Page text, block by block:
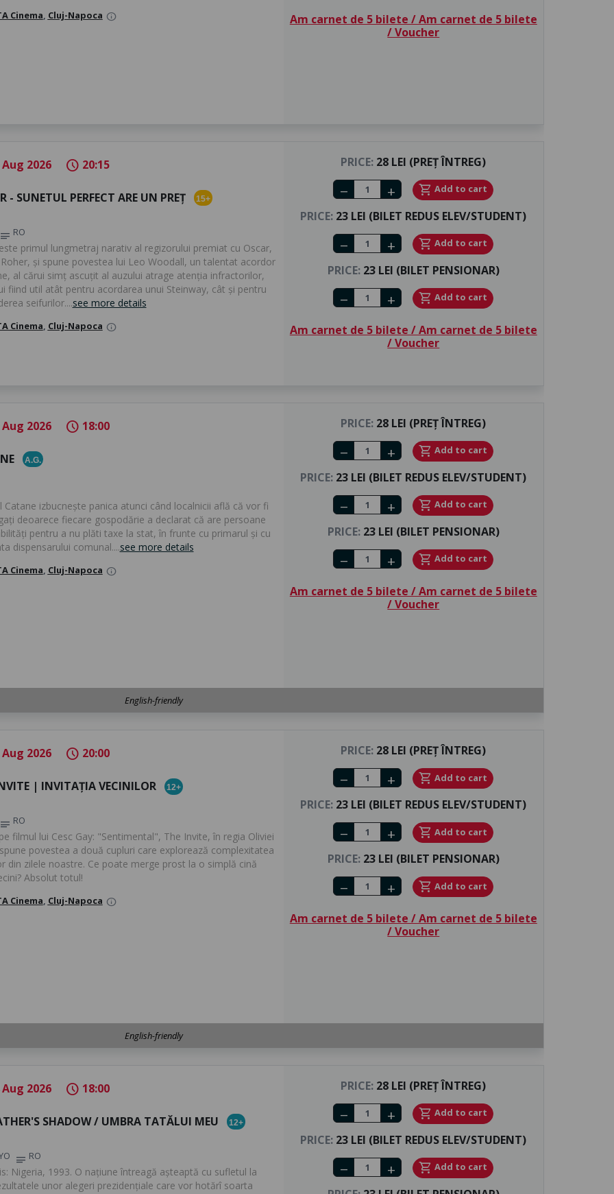
Cinema, Cluj-Napoca info
Am carnet de 5 bilete / Am carnet de 5 bilete
/ Voucher
Aug 2026 schedule 20:15
- SUNETUL PERFECT ARE UN PREȚ 15+
notes RO
primul lungmetraj narativ al regizorului premiat cu Oscar,
și spune povestea lui Leo Woodall, un talentat acordor
al cărui simț ascuțit al auzului atrage atenția infractorilor,
fiind util atât pentru acordarea unui Steinway, cât și pentru
seifurilor....see more details
Cinema, Cluj-Napoca info
PRICE: 28 LEI (PREȚ ÎNTREG)
Number of tickets
remove add shopping_cart Add to cart
PRICE: 23 LEI (BILET REDUS ELEV/STUDENT)
Number of tickets
remove add shopping_cart Add to cart
PRICE:23 LEI (BILET PENSIONAR)
Number of tickets
remove add shopping_cart Add to cart
Am carnet de 5 bilete / Am carnet de 5 bilete
/ Voucher
Aug 2026 schedule 18:00
A.G.
Catane izbucnește panica atunci când localnicii află că vor fi
deoarece fiecare gospodărie a declarat că are persoane
pentru a nu plăti taxe la stat, în frunte cu primarul și cu
dispensarului comunal....see more details
Cinema, Cluj-Napoca info
PRICE: 28 LEI (PREȚ ÎNTREG)
Number of tickets
remove add shopping_cart Add to cart
PRICE: 23 LEI (BILET REDUS ELEV/STUDENT)
Number of tickets
remove add shopping_cart Add to cart
PRICE:23 LEI (BILET PENSIONAR)
Number of tickets
remove add shopping_cart Add to cart
Am carnet de 5 bilete / Am carnet de 5 bilete
/ Voucher
English-friendly
Aug 2026 schedule 20:00
| INVITAȚIA VECINILOR 12+
notes RO
filmul lui Cesc Gay: "Sentimental", The Invite, în regia Oliviei
povestea a două cupluri care explorează complexitatea
din zilele noastre. Ce poate merge prost la o simplă cină
Absolut totul!
Cinema, Cluj-Napoca info
PRICE: 28 LEI (PREȚ ÎNTREG)
Number of tickets
remove add shopping_cart Add to cart
PRICE: 23 LEI (BILET REDUS ELEV/STUDENT)
Number of tickets
remove add shopping_cart Add to cart
PRICE:23 LEI (BILET PENSIONAR)
Number of tickets
remove add shopping_cart Add to cart
Am carnet de 5 bilete / Am carnet de 5 bilete
/ Voucher
English-friendly
Aug 2026 schedule 18:00
SHADOW / UMBRA TATĂLUI MEU 12+
notes RO
Nigeria, 1993. O națiune întreagă așteaptă cu sufletul la
unor alegeri prezidențiale care vor hotărî soarta
PRICE: 28 LEI (PREȚ ÎNTREG)
Number of tickets
remove add shopping_cart Add to cart
PRICE: 23 LEI (BILET REDUS ELEV/STUDENT)
Number of tickets
remove add shopping_cart Add to cart